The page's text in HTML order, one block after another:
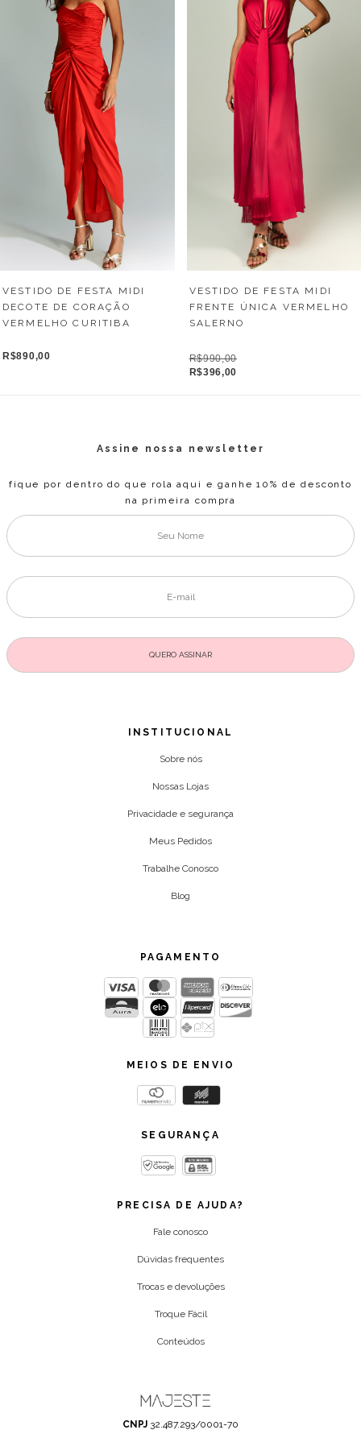
VESTIDO DE FESTA MIDI
DECOTE DE CORAÇÃO
VERMELHO CURITIBA
R$890,00
VESTIDO DE FESTA MIDI
FRENTE ÚNICA VERMELHO
SALERNO
R$990,00
R$396,00
Assine nossa newsletter
fique por dentro do que rola aqui e ganhe 10% de desconto
na primeira compra
INSTITUCIONAL
Sobre nós
Nossas Lojas
Privacidade e segurança
Meus Pedidos
Trabalhe Conosco
Blog
PAGAMENTO
MEIOS DE ENVIO
SEGURANÇA
PRECISA DE AJUDA?
Fale conosco
Dúvidas frequentes
Trocas e devoluções
Troque Fácil
Conteúdos
CNPJ 32.487.293/0001-70